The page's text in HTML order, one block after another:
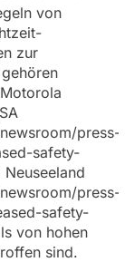
von
zur
press-
safety-
press-
safety-
von hohen
sind.